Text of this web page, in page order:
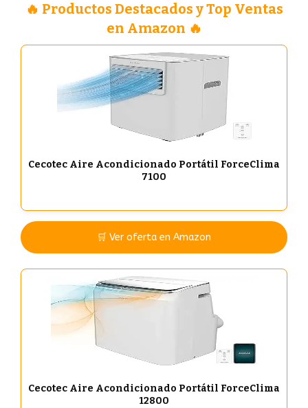
🔥 Productos Destacados y Top Ventas
en Amazon 🔥
Cecotec Aire Acondicionado Portátil ForceClima
7100
🛒 Ver oferta en Amazon
Cecotec Aire Acondicionado Portátil ForceClima
12800